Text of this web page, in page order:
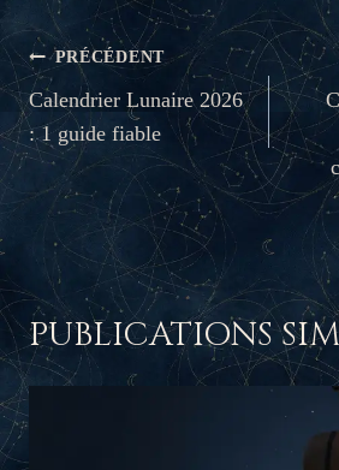
NAVIGATION
DE
L’ARTICLE
PRÉCÉDENT
Calendrier Lunaire 2026
: 1 guide fiable
PUBLICATIONS